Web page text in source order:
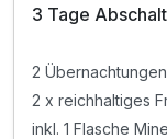
3 Tage
2 Übernachtungen
2 x reichhaltiges
inkl. 1 Flasche